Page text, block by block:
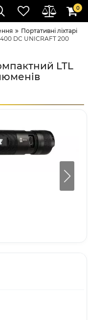
0
Портативні ліхтарі
DC UNICRAFT 200
LTL